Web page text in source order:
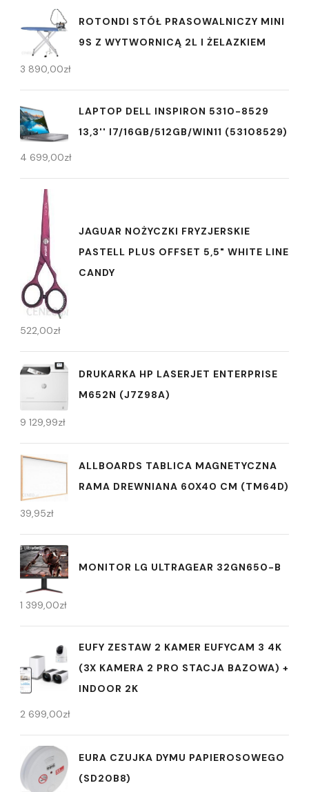
ROTONDI STÓŁ PRASOWALNICZY MINI
9S Z WYTWORNICĄ 2L I ŻELAZKIEM
3 890,00zł
LAPTOP DELL INSPIRON 5310-8529
13,3'' I7/16GB/512GB/WIN11 (53108529)
4 699,00zł
JAGUAR NOŻYCZKI FRYZJERSKIE
PASTELL PLUS OFFSET 5,5" WHITE LINE
CANDY
522,00zł
DRUKARKA HP LASERJET ENTERPRISE
M652N (J7Z98A)
9 129,99zł
ALLBOARDS TABLICA MAGNETYCZNA
RAMA DREWNIANA 60X40 CM (TM64D)
39,95zł
MONITOR LG ULTRAGEAR 32GN650-B
1 399,00zł
EUFY ZESTAW 2 KAMER EUFYCAM 3 4K
(3X KAMERA 2 PRO STACJA BAZOWA) +
INDOOR 2K
2 699,00zł
EURA CZUJKA DYMU PAPIEROSOWEGO
(SD20B8)